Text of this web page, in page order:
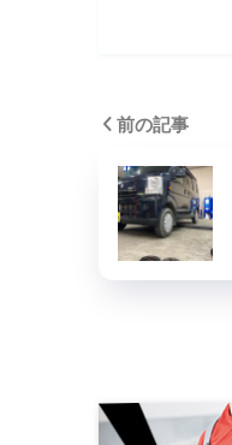
前の記事